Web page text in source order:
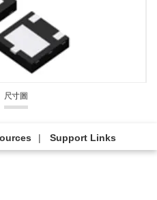
尺寸圖
Support Links